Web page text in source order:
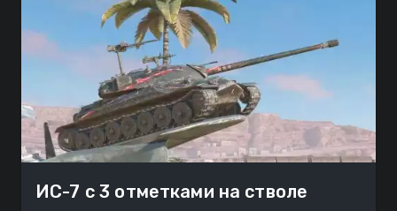
ИС-7 с 3 отметками на стволе